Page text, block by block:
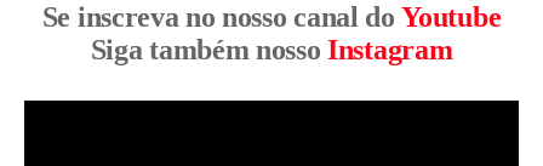
Se inscreva no nosso canal doYoutube
Siga também nossoInstagram